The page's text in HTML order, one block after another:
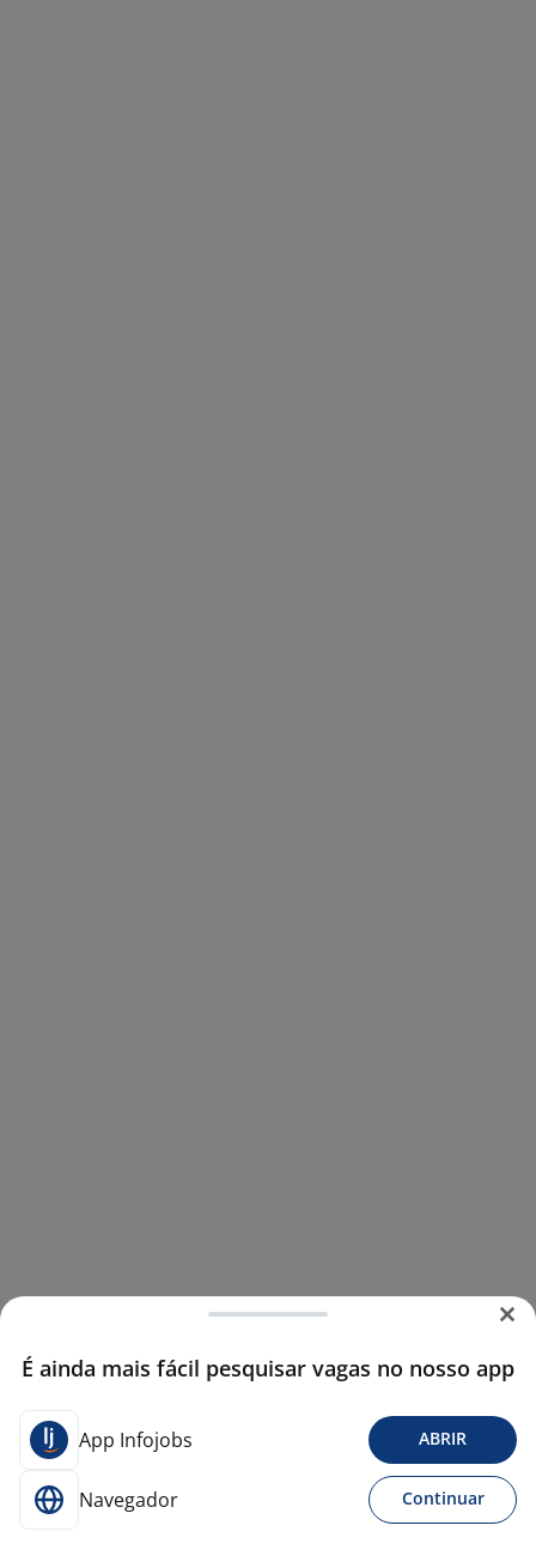
É ainda mais fácil pesquisar vagas no nosso app
App Infojobs ABRIR
Navegador Continuar